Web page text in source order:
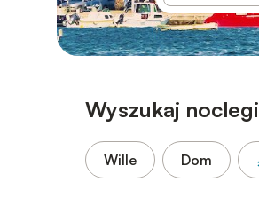
Wyszukaj noclegi
Wille Dom